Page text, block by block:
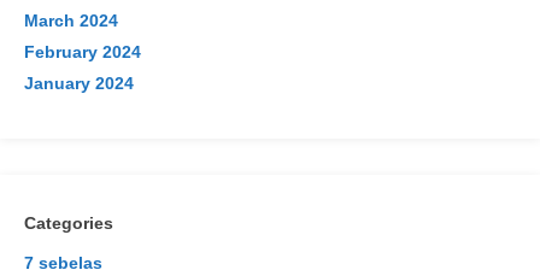
March 2024
February 2024
January 2024
Categories
7 sebelas